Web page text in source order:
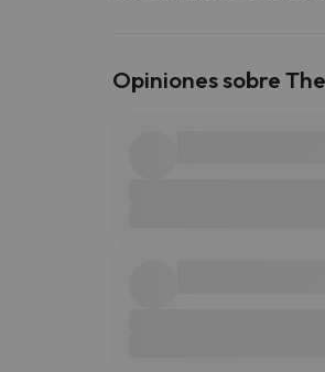
Opiniones sobre